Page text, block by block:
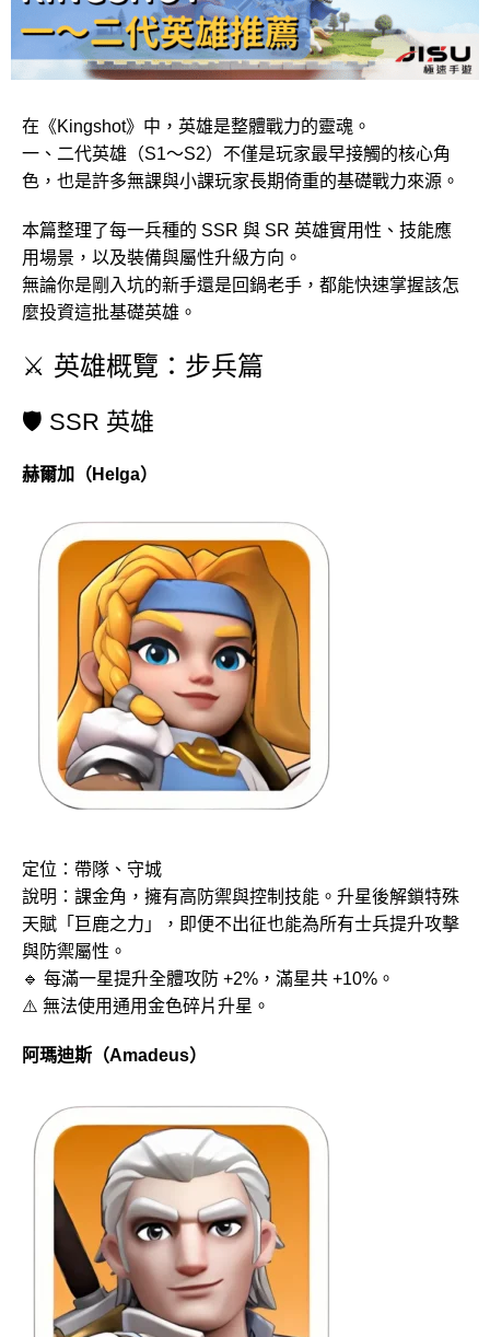
在《Kingshot》中，英雄是整體戰力的靈魂。
一、二代英雄（S1～S2）不僅是玩家最早接觸的核心角
色，也是許多無課與小課玩家長期倚重的基礎戰力來源。
本篇整理了每一兵種的 SSR 與 SR 英雄實用性、技能應
用場景，以及裝備與屬性升級方向。
無論你是剛入坑的新手還是回鍋老手，都能快速掌握該怎
麼投資這批基礎英雄。
⚔️ 英雄概覽：步兵篇
🛡️ SSR 英雄
赫爾加（Helga）
定位：帶隊、守城
說明：課金角，擁有高防禦與控制技能。升星後解鎖特殊
天賦「巨鹿之力」，即便不出征也能為所有士兵提升攻擊
與防禦屬性。
🔹 每滿一星提升全體攻防 +2%，滿星共 +10%。
⚠️ 無法使用通用金色碎片升星。
阿瑪迪斯（Amadeus）